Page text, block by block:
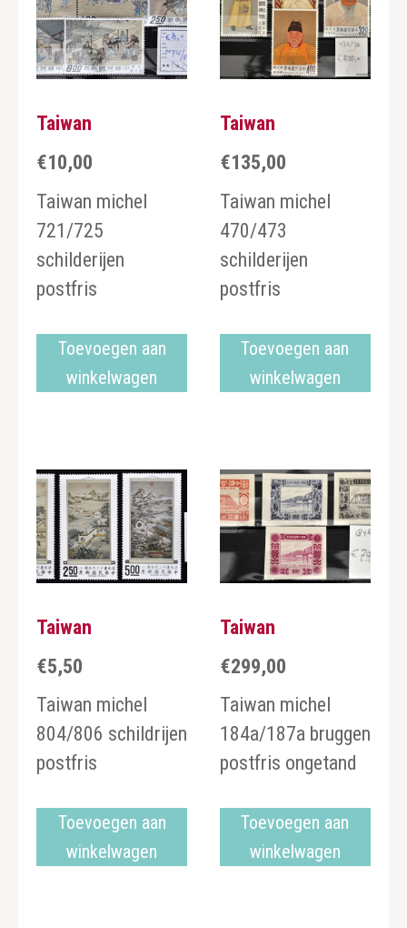
Taiwan
€10,00
Taiwan michel
721/725
schilderijen
postfris
Toevoegen aan
winkelwagen
Taiwan
€135,00
Taiwan michel
470/473
schilderijen
postfris
Toevoegen aan
winkelwagen
Taiwan
€5,50
Taiwan michel
804/806 schildrijen
postfris
Toevoegen aan
winkelwagen
Taiwan
€299,00
Taiwan michel
184a/187a bruggen
postfris ongetand
Toevoegen aan
winkelwagen